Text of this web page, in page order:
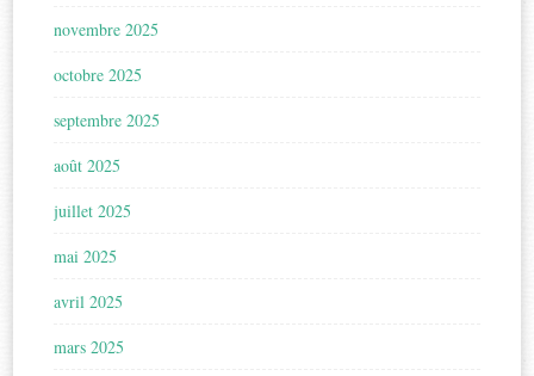
novembre 2025
octobre 2025
septembre 2025
août 2025
juillet 2025
mai 2025
avril 2025
mars 2025